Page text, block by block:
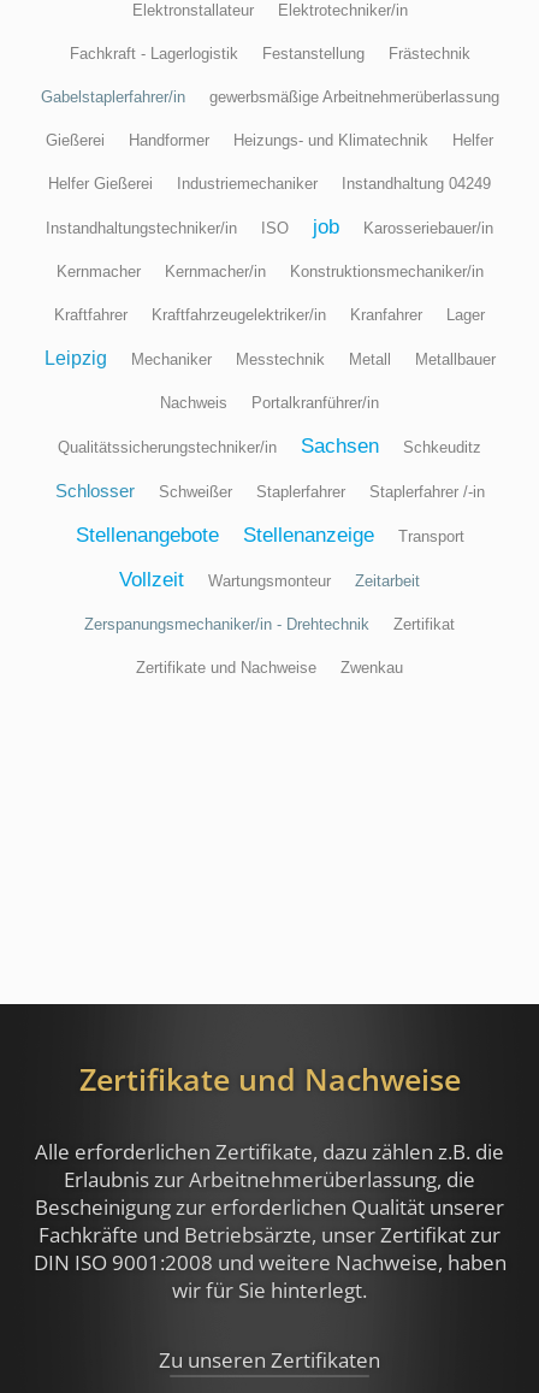
Elektronstallateur Elektrotechniker/in
Fachkraft - Lagerlogistik Festanstellung Frästechnik
Gabelstaplerfahrer/in gewerbsmäßige Arbeitnehmerüberlassung
Gießerei Handformer Heizungs- und Klimatechnik Helfer
Helfer Gießerei Industriemechaniker Instandhaltung 04249
Instandhaltungstechniker/in ISO job Karosseriebauer/in
Kernmacher Kernmacher/in Konstruktionsmechaniker/in
Kraftfahrer Kraftfahrzeugelektriker/in Kranfahrer Lager
Leipzig Mechaniker Messtechnik Metall Metallbauer
Nachweis Portalkranführer/in
Qualitätssicherungstechniker/in Sachsen Schkeuditz
Schlosser Schweißer Staplerfahrer Staplerfahrer /-in
Stellenangebote Stellenanzeige Transport
Vollzeit Wartungsmonteur Zeitarbeit
Zerspanungsmechaniker/in - Drehtechnik Zertifikat
Zertifikate und Nachweise Zwenkau
Zertifikate und Nachweise
Alle erforderlichen Zertifikate, dazu zählen z.B. die
Erlaubnis zur Arbeitnehmerüberlassung, die
Bescheinigung zur erforderlichen Qualität unserer
Fachkräfte und Betriebsärzte, unser Zertifikat zur
DIN ISO 9001:2008 und weitere Nachweise, haben
wir für Sie hinterlegt.
Zu unseren Zertifikaten